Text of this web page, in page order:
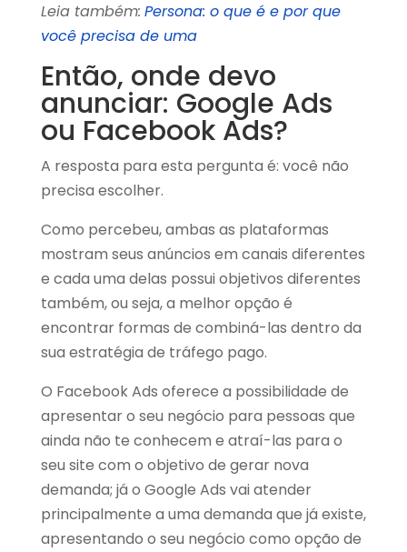
Leia também: Persona: o que é e por que
você precisa de uma
Então, onde devo
anunciar: Google Ads
ou Facebook Ads?
A resposta para esta pergunta é: você não
precisa escolher.
Como percebeu, ambas as plataformas
mostram seus anúncios em canais diferentes
e cada uma delas possui objetivos diferentes
também, ou seja, a melhor opção é
encontrar formas de combiná-las dentro da
sua estratégia de tráfego pago.
O Facebook Ads oferece a possibilidade de
apresentar o seu negócio para pessoas que
ainda não te conhecem e atraí-las para o
seu site com o objetivo de gerar nova
demanda; já o Google Ads vai atender
principalmente a uma demanda que já existe,
apresentando o seu negócio como opção de